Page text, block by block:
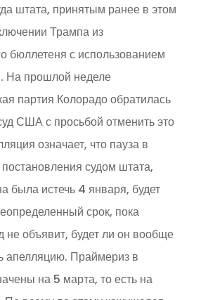
штата, принятым ранее в этом
Трампа из
бюллетеня с использованием
На прошлой неделе
партия Колорадо обратилась
США с просьбой отменить это
означает, что пауза в
судом штата,
была истечь 4 января, будет
срок, пока
не объявит, будет ли он вообще
апелляцию. Праймериз в
на 5 марта, то есть на